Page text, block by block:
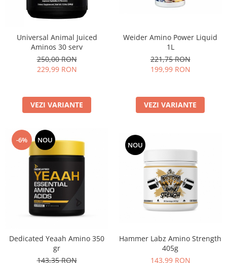
Universal Animal Juiced
Aminos 30 serv
250,00 RON
229,99 RON
VEZI VARIANTE
Weider Amino Power Liquid
1L
221,75 RON
199,99 RON
VEZI VARIANTE
-6% NOU
Dedicated Yeaah Amino 350
gr
143,35 RON
NOU
Hammer Labz Amino Strength
405g
143,99 RON